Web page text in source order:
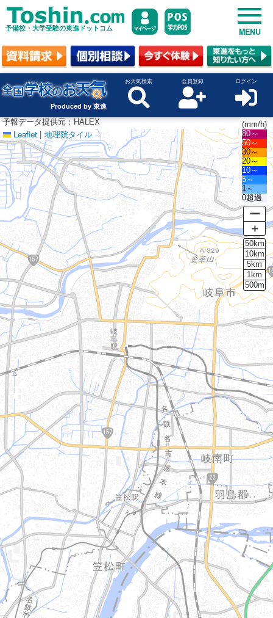
予備校・大学受験の東進ドットコム MENU
Produced by 東進
お天気検索 会員登録 ログイン
Leaflet | 地理院タイル
(mm/h)
80～
50～
30～
20～
10～
5～
1～
0超過
ー
＋
50km
10km
5km
1km
500m
予報データ提供元：HALEX